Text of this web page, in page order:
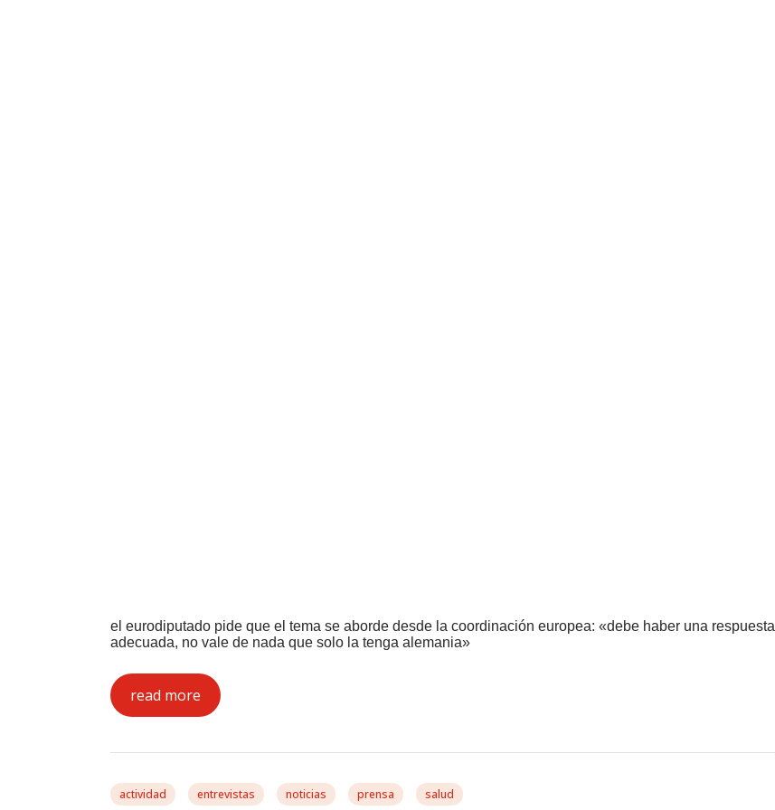
el eurodiputado pide que el tema se aborde desde la coordinación europea: «debe haber una respuesta
adecuada, no vale de nada que solo la tenga alemania»
read more
actividad entrevistas noticias prensa salud